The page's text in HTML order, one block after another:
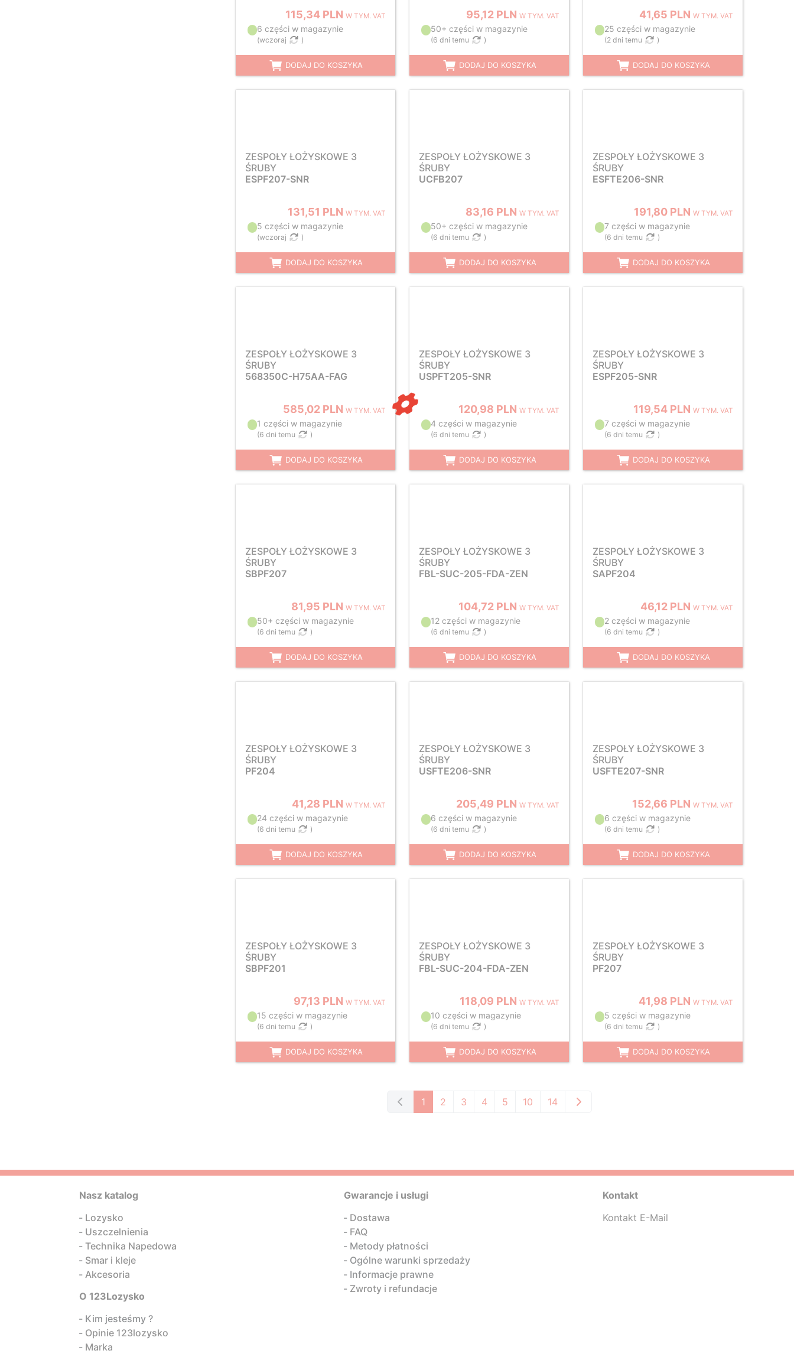
115,34 PLN W TYM. VAT
6 części w magazynie
(wczoraj )
DODAJ DO KOSZYKA
95,12 PLN W TYM. VAT
50+ części w magazynie
(6 dni temu )
DODAJ DO KOSZYKA
41,65 PLN W TYM. VAT
25 części w magazynie
(2 dni temu )
DODAJ DO KOSZYKA
ZESPOŁY ŁOŻYSKOWE 3
ŚRUBY
ESPF207-SNR
131,51 PLN W TYM. VAT
5 części w magazynie
(wczoraj )
DODAJ DO KOSZYKA
ZESPOŁY ŁOŻYSKOWE 3
ŚRUBY
UCFB207
83,16 PLN W TYM. VAT
50+ części w magazynie
(6 dni temu )
DODAJ DO KOSZYKA
ZESPOŁY ŁOŻYSKOWE 3
ŚRUBY
ESFTE206-SNR
191,80 PLN W TYM. VAT
7 części w magazynie
(6 dni temu )
DODAJ DO KOSZYKA
ZESPOŁY ŁOŻYSKOWE 3
ŚRUBY
568350C-H75AA-FAG
585,02 PLN W TYM. VAT
1 części w magazynie
(6 dni temu )
DODAJ DO KOSZYKA
ZESPOŁY ŁOŻYSKOWE 3
ŚRUBY
USPFT205-SNR
120,98 PLN W TYM. VAT
4 części w magazynie
(6 dni temu )
DODAJ DO KOSZYKA
ZESPOŁY ŁOŻYSKOWE 3
ŚRUBY
ESPF205-SNR
119,54 PLN W TYM. VAT
7 części w magazynie
(6 dni temu )
DODAJ DO KOSZYKA
ZESPOŁY ŁOŻYSKOWE 3
ŚRUBY
SBPF207
81,95 PLN W TYM. VAT
50+ części w magazynie
(6 dni temu )
DODAJ DO KOSZYKA
ZESPOŁY ŁOŻYSKOWE 3
ŚRUBY
FBL-SUC-205-FDA-ZEN
104,72 PLN W TYM. VAT
12 części w magazynie
(6 dni temu )
DODAJ DO KOSZYKA
ZESPOŁY ŁOŻYSKOWE 3
ŚRUBY
SAPF204
46,12 PLN W TYM. VAT
2 części w magazynie
(6 dni temu )
DODAJ DO KOSZYKA
ZESPOŁY ŁOŻYSKOWE 3
ŚRUBY
PF204
41,28 PLN W TYM. VAT
24 części w magazynie
(6 dni temu )
DODAJ DO KOSZYKA
ZESPOŁY ŁOŻYSKOWE 3
ŚRUBY
USFTE206-SNR
205,49 PLN W TYM. VAT
6 części w magazynie
(6 dni temu )
DODAJ DO KOSZYKA
ZESPOŁY ŁOŻYSKOWE 3
ŚRUBY
USFTE207-SNR
152,66 PLN W TYM. VAT
6 części w magazynie
(6 dni temu )
DODAJ DO KOSZYKA
ZESPOŁY ŁOŻYSKOWE 3
ŚRUBY
SBPF201
97,13 PLN W TYM. VAT
15 części w magazynie
(6 dni temu )
DODAJ DO KOSZYKA
ZESPOŁY ŁOŻYSKOWE 3
ŚRUBY
FBL-SUC-204-FDA-ZEN
118,09 PLN W TYM. VAT
10 części w magazynie
(6 dni temu )
DODAJ DO KOSZYKA
ZESPOŁY ŁOŻYSKOWE 3
ŚRUBY
PF207
41,98 PLN W TYM. VAT
5 części w magazynie
(6 dni temu )
DODAJ DO KOSZYKA
1 2 3 4 5 10 14
Nasz katalog
Lozysko
Uszczelnienia
Technika Napedowa
Smar i kleje
Akcesoria
O 123Lozysko
Kim jesteśmy ?
Opinie 123lozysko
Marka
Gwarancje i usługi
Dostawa
FAQ
Metody płatności
Ogólne warunki sprzedaży
Informacje prawne
Zwroty i refundacje
Kontakt
Kontakt E-Mail